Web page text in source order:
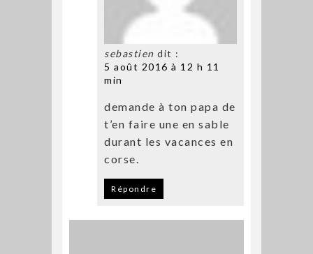
sebastien dit :
5 août 2016 à 12 h 11
min
demande à ton papa de
t’en faire une en sable
durant les vacances en
corse.
Répondre